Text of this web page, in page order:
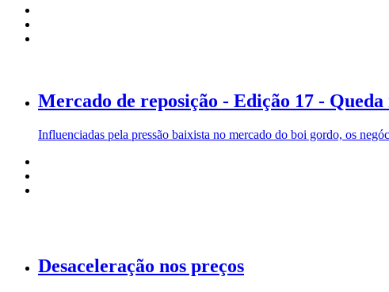
Mercado de reposição - Edição 17 - Queda
Influenciadas pela pressão baixista no mercado do boi gordo, os
Desaceleração nos preços